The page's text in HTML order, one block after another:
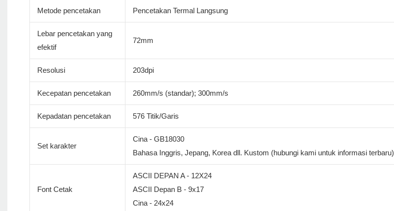
Metode pencetakan Pencetakan Termal Langsung
Lebar pencetakan yang
efektif
72mm
Resolusi 203dpi
Kecepatan pencetakan 260mm/s (standar); 300mm/s
Kepadatan pencetakan 576 Titik/Garis
Set karakter
Cina - GB18030
Bahasa Inggris, Jepang, Korea dll. Kustom (hubungi kami untuk informasi terbaru)
Font Cetak
ASCII DEPAN A - 12X24
ASCII Depan B - 9x17
Cina - 24x24